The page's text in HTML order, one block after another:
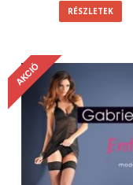
RÉSZLETEK
AKCIÓ